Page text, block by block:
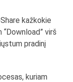
kažkokie
virš
pradinį
kuriam